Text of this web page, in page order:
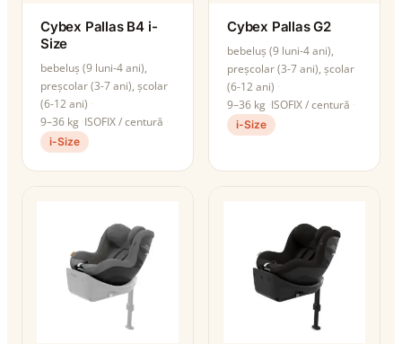
Cybex Pallas B4 i-
Size
bebeluș (9 luni-4 ani),
preșcolar (3-7 ani), școlar
(6-12 ani)
9–36 kg ISOFIX / centură
i-Size
Cybex Pallas G2
bebeluș (9 luni-4 ani),
preșcolar (3-7 ani), școlar
(6-12 ani)
9–36 kg ISOFIX / centură
i-Size